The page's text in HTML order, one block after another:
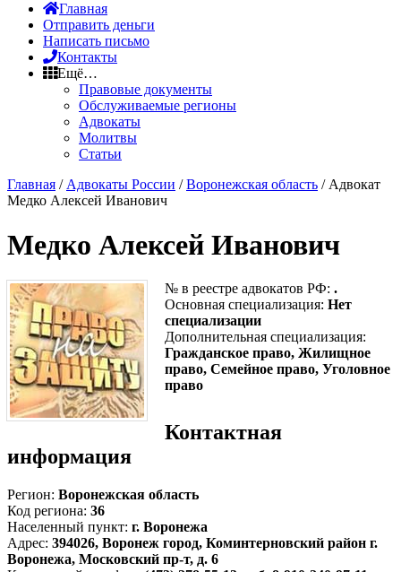
Главная
Отправить деньги
Написать письмо
Контакты
Ещё…
Правовые документы
Обслуживаемые регионы
Адвокаты
Молитвы
Статьи
Главная / Адвокаты России /Воронежская область / Адвокат
Медко Алексей Иванович
Медко Алексей Иванович
№ в реестре адвокатов РФ: .
Основная специализация: Нет
специализации
Дополнительная специализация:
Гражданское право, Жилищное
право, Семейное право, Уголовное
право
Контактная
информация
Регион: Воронежская область
Код региона: 36
Населенный пункт: г. Воронежа
Адрес: 394026, Воронеж город, Коминтерновский район г.
Воронежа, Московский пр-т, д. 6